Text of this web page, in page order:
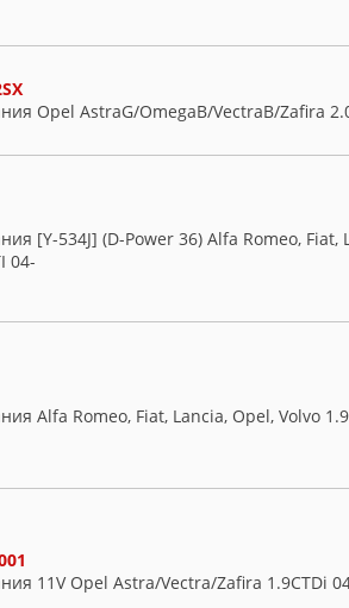
Opel AstraG/OmegaB/VectraB/Zafira
[Y-534J] (D-Power 36) Alfa Romeo, Fiat,
04-
Alfa Romeo, Fiat, Lancia, Opel, Volvo
11V Opel Astra/Vectra/Zafira 1.9CTDi